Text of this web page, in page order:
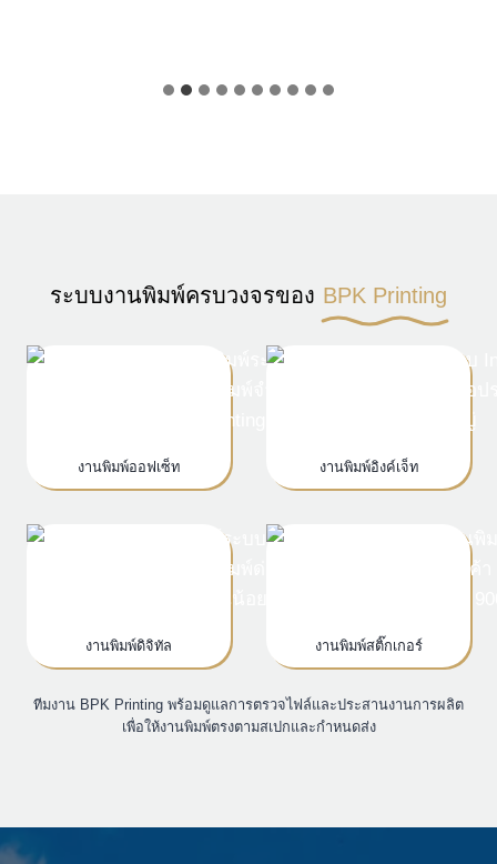
ระบบงานพิมพ์ครบวงจรของ BPK Printing
งานพิมพ์ออฟเซ็ท งานพิมพ์อิงค์เจ็ท
งานพิมพ์ดิจิทัล งานพิมพ์สติ๊กเกอร์
ทีมงาน BPK Printing พร้อมดูแลการตรวจไฟล์และประสานงานการผลิต
เพื่อให้งานพิมพ์ตรงตามสเปกและกำหนดส่ง